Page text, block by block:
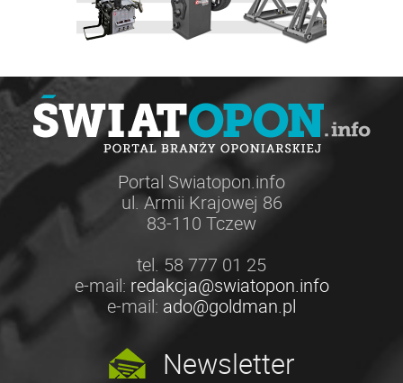
Portal Swiatopon.info
ul. Armii Krajowej 86
83-110 Tczew
tel. 58 777 01 25
e-mail: redakcja@swiatopon.info
e-mail: ado@goldman.pl
Newsletter